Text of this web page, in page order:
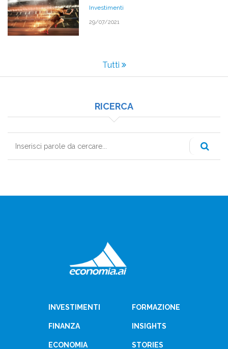
Investimenti
29/07/2021
Tutti
RICERCA
INVESTIMENTI
FINANZA
ECONOMIA
FORMAZIONE
INSIGHTS
STORIES